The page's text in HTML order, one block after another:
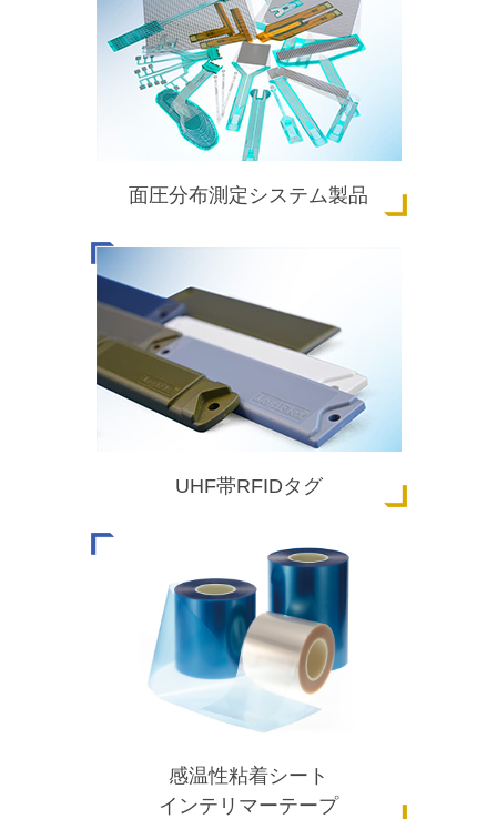
面圧分布測定システム製品
UHF帯RFIDタグ
感温性粘着シート
インテリマーテープ